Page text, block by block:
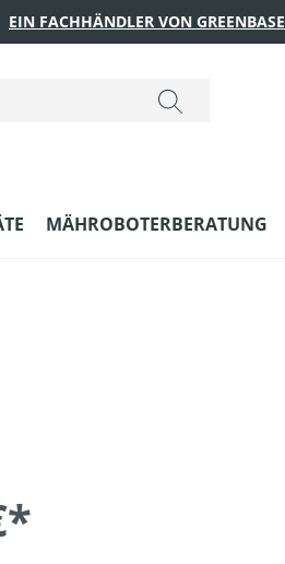
EIN FACHHÄNDLER VON GREENBASE
MÄHROBOTERBERATUNG